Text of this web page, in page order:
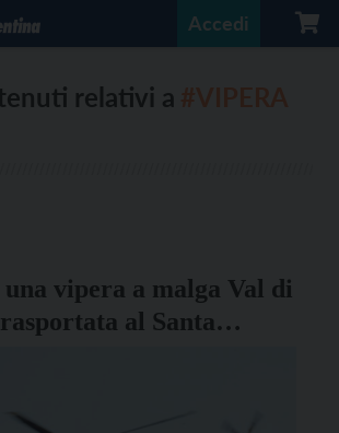
Accedi
relativi a
vipera a malga Val di
al Santa